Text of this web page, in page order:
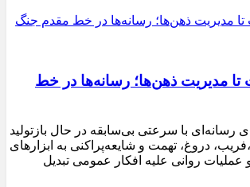
تا مدیریت ذهن‌ها؛ رسانه‌ها در خط
با سرعتی بی‌سابقه در حال بازتولید
دروغ، تهمت و شایعه‌پراکنی به ابزارهای
روانی علیه افکار عمومی تبدیل